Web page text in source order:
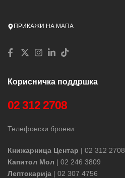
ПРИКАЖИ НА МАПА
Корисничка поддршка
02 312 2708
Телефонски броеви:
Книжарница Центар | 02 312 2708
Капитол Мол | 02 246 3809
Лептокарија | 02 307 4756